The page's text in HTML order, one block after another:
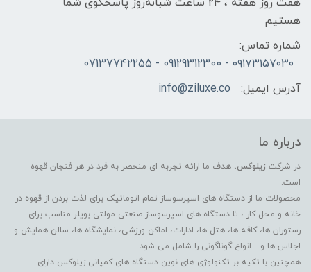
هستیم
شماره تماس:
۰۹۱۷۳۱۵۷۰۳۰ - 09129312300 - 07137742255
آدرس ایمیل:
info@ziluxe.co
درباره ما
در شرکت زیلوکس، هدف ما ارائه تجربه ای منحصر به فرد در هر فنجان قهوه
است.
محصولات ما از دستگاه های اسپرسوساز تمام اتوماتیک برای لذت بردن از قهوه در
خانه و محل کار ، تا دستگاه های اسپرسوساز صنعتی مولتی بویلر مناسب برای
رستوران ها، کافه ها، هتل ها، ادارات، اماکن ورزشی، نمایشگاه ها، سالن همایش و
اجلاس ها و... انواع گوناگونی را شامل می شود.
همچنین با تکیه بر تکنولوژی های نوین دستگاه های کمپانی زیلوکس دارای